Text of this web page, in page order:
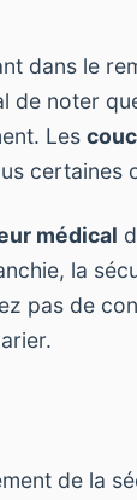
dans le
de noter
Les
certaines
médical
la
pas de
de la